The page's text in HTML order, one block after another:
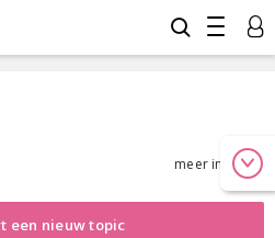
meer info
een nieuw topic